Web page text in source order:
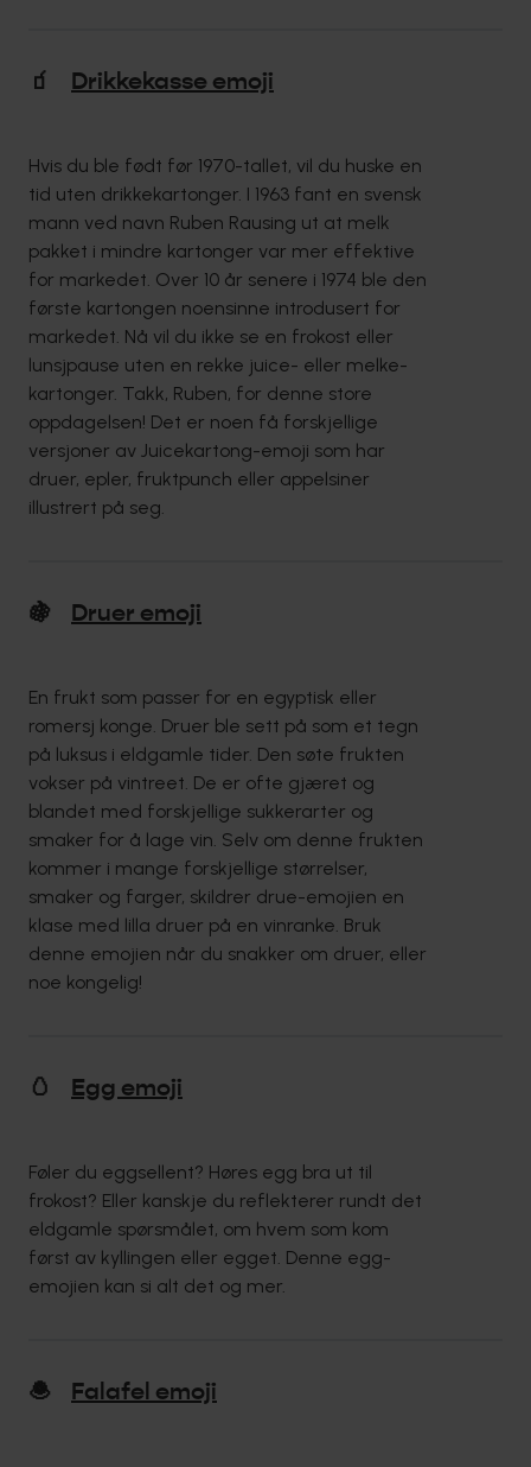
🧃 Drikkekasse emoji
Hvis du ble født før 1970-tallet, vil du huske en
tid uten drikkekartonger. I 1963 fant en svensk
mann ved navn Ruben Rausing ut at melk
pakket i mindre kartonger var mer effektive
for markedet. Over 10 år senere i 1974 ble den
første kartongen noensinne introdusert for
markedet. Nå vil du ikke se en frokost eller
lunsjpause uten en rekke juice- eller melke-
kartonger. Takk, Ruben, for denne store
oppdagelsen! Det er noen få forskjellige
versjoner av Juicekartong-emoji som har
druer, epler, fruktpunch eller appelsiner
illustrert på seg.
🍇 Druer emoji
En frukt som passer for en egyptisk eller
romersj konge. Druer ble sett på som et tegn
på luksus i eldgamle tider. Den søte frukten
vokser på vintreet. De er ofte gjæret og
blandet med forskjellige sukkerarter og
smaker for å lage vin. Selv om denne frukten
kommer i mange forskjellige størrelser,
smaker og farger, skildrer drue-emojien en
klase med lilla druer på en vinranke. Bruk
denne emojien når du snakker om druer, eller
noe kongelig!
🥚 Egg emoji
Føler du eggsellent? Høres egg bra ut til
frokost? Eller kanskje du reflekterer rundt det
eldgamle spørsmålet, om hvem som kom
først av kyllingen eller egget. Denne egg-
emojien kan si alt det og mer.
🧆 Falafel emoji